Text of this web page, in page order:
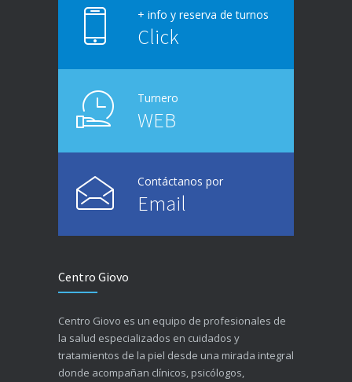
+ info y reserva de turnos
Click
Turnero
WEB
Contáctanos por
Email
Centro Giovo
Centro Giovo es un equipo de profesionales de
la salud especializados en cuidados y
tratamientos de la piel desde una mirada integral
donde acompañan clínicos, psicólogos,